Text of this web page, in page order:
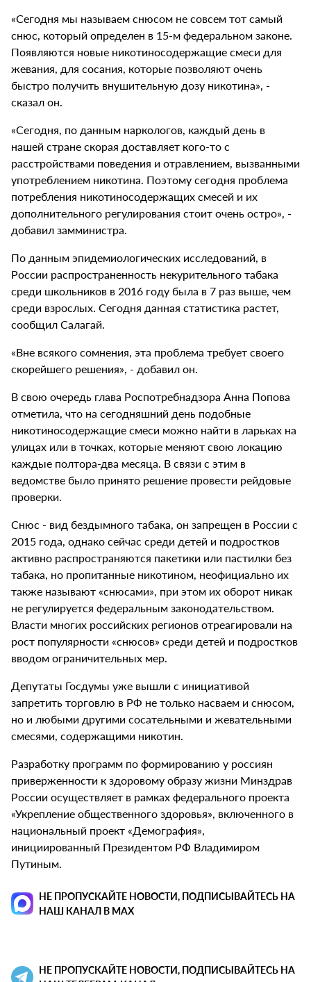
«Сегодня мы называем снюсом не совсем тот самый
снюс, который определен в 15-м федеральном законе.
Появляются новые никотиносодержащие смеси для
жевания, для сосания, которые позволяют очень
быстро получить внушительную дозу никотина», -
сказал он.
«Сегодня, по данным наркологов, каждый день в
нашей стране скорая доставляет кого-то с
расстройствами поведения и отравлением, вызванными
употреблением никотина. Поэтому сегодня проблема
потребления никотиносодержащих смесей и их
дополнительного регулирования стоит очень остро», -
добавил замминистра.
По данным эпидемиологических исследований, в
России распространенность некурительного табака
среди школьников в 2016 году была в 7 раз выше, чем
среди взрослых. Сегодня данная статистика растет,
сообщил Салагай.
«Вне всякого сомнения, эта проблема требует своего
скорейшего решения», - добавил он.
В свою очередь глава Роспотребнадзора Анна Попова
отметила, что на сегодняшний день подобные
никотиносодержащие смеси можно найти в ларьках на
улицах или в точках, которые меняют свою локацию
каждые полтора-два месяца. В связи с этим в
ведомстве было принято решение провести рейдовые
проверки.
Снюс - вид бездымного табака, он запрещен в России с
2015 года, однако сейчас среди детей и подростков
активно распространяются пакетики или пастилки без
табака, но пропитанные никотином, неофициально их
также называют «снюсами», при этом их оборот никак
не регулируется федеральным законодательством.
Власти многих российских регионов отреагировали на
рост популярности «снюсов» среди детей и подростков
вводом ограничительных мер.
Депутаты Госдумы уже вышли с инициативой
запретить торговлю в РФ не только насваем и снюсом,
но и любыми другими сосательными и жевательными
смесями, содержащими никотин.
Разработку программ по формированию у россиян
приверженности к здоровому образу жизни Минздрав
России осуществляет в рамках федерального проекта
«Укрепление общественного здоровья», включенного в
национальный проект «Демография»,
инициированный Президентом РФ Владимиром
Путиным.
НЕ ПРОПУСКАЙТЕ НОВОСТИ, ПОДПИСЫВАЙТЕСЬ НА
НАШ КАНАЛ В MAX
НЕ ПРОПУСКАЙТЕ НОВОСТИ, ПОДПИСЫВАЙТЕСЬ НА